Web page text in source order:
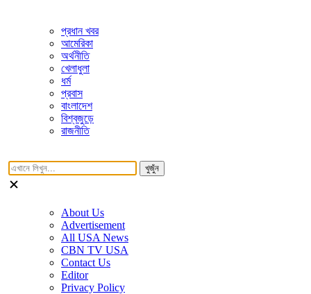
প্রধান খবর
আমেরিকা
অর্থনীতি
খেলাধুলা
ধর্ম
প্রবাস
বাংলাদেশ
বিশ্বজুড়ে
রাজনীতি
খুজুঁন
About Us
Advertisement
All USA News
CBN TV USA
Contact Us
Editor
Privacy Policy